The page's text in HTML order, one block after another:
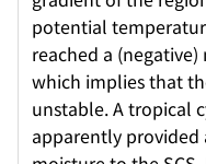
potential
reached a
which implies that
unstable. A tropical
apparently